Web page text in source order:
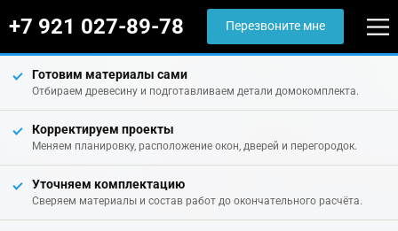
+7 921 027-89-78 Перезвоните мне
Готовим материалы сами
Отбираем древесину и подготавливаем детали домокомплекта.
Корректируем проекты
Меняем планировку, расположение окон, дверей и перегородок.
Уточняем комплектацию
Сверяем материалы и состав работ до окончательного расчёта.